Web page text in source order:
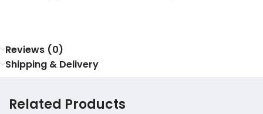
Reviews (0)
Shipping & Delivery
Related Products